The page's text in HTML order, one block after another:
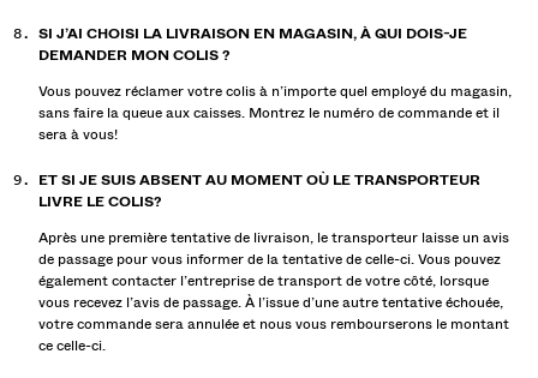
SI J’AI CHOISI LA LIVRAISON EN MAGASIN, À QUI DOIS-JE
DEMANDER MON COLIS ?
Vous pouvez réclamer votre colis à n’importe quel employé du magasin,
sans faire la queue aux caisses. Montrez le numéro de commande et il
sera à vous!
ET SI JE SUIS ABSENT AU MOMENT OÙ LE TRANSPORTEUR
LIVRE LE COLIS?
Après une première tentative de livraison, le transporteur laisse un avis
de passage pour vous informer de la tentative de celle-ci. Vous pouvez
également contacter l’entreprise de transport de votre côté, lorsque
vous recevez l’avis de passage. À l’issue d’une autre tentative échouée,
votre commande sera annulée et nous vous rembourserons le montant
ce celle-ci.